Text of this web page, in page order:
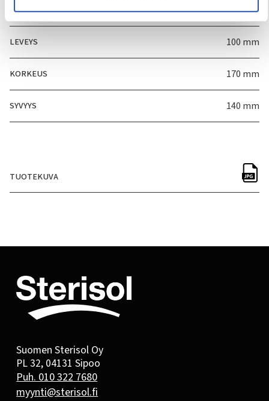
TUOTENUMERO 32022
LEVEYS 100 mm
KORKEUS 170 mm
SYVYYS 140 mm
TUOTEKUVA
Suomen Sterisol Oy
PL 32, 04131 Sipoo
Puh. 010 322 7680
myynti@sterisol.fi